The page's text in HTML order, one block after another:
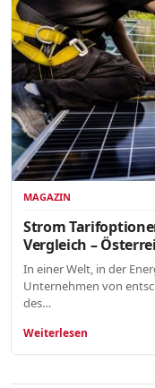
MAGAZIN
Strom
Vergleich –
In einer Welt, in der
Unternehmen von
des…
Weiterlesen